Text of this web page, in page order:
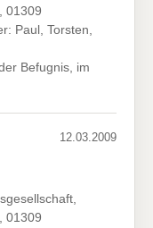
01309
Paul, Torsten,
Befugnis, im
12.03.2009
01309